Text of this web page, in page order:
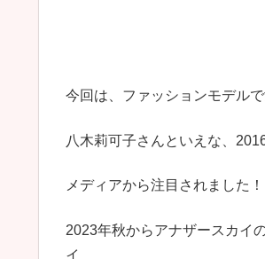
今回は、ファッションモデル
八木莉可子さんといえな、
メディアから注目されました！
2023年秋からアナザースカイ
イ